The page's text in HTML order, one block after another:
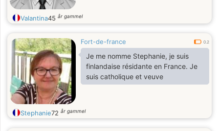
Valantina45 år gammel
Fort-de-france 0.2
Je me nomme Stephanie, je suis
finlandaise résidante en France. Je
suis catholique et veuve
Stephanie72 år gammel